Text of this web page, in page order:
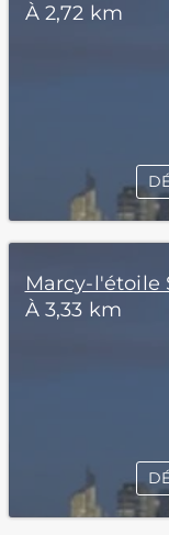
À 2,72 km
Marcy-l'étoile
À 3,33 km